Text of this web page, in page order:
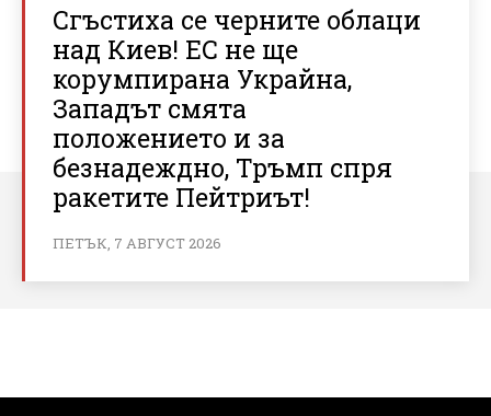
Сгъстиха се черните облаци
над Киев! ЕС не ще
корумпирана Украйна,
Западът смята
положението и за
безнадеждно, Тръмп спря
ракетите Пейтриът!
ПЕТЪК, 7 АВГУСТ 2026